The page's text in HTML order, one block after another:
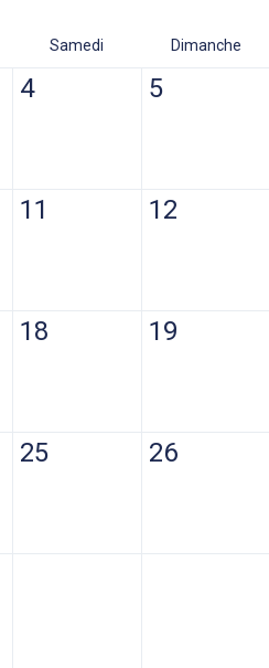
Samedi Dimanche
4 5
11 12
18 19
25 26